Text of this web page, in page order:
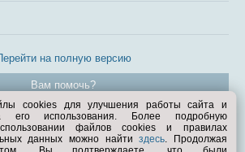
на полную версию
Вам помочь?
© Exist.ru 1998—2026
cookies для улучшения работы сайта и
его использования. Более подробную
файлов cookies и правилах
данных можно найтиздесь. Продолжая